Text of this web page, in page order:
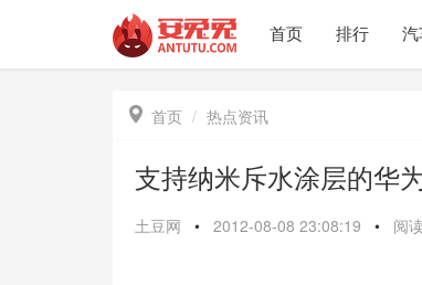
首页 排行
 首页 热点资讯
支持纳米斥水涂层的华
土豆网 • 2012-08-08 23:08:19 • 阅读